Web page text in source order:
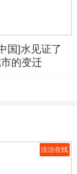
国]水见证了
的变迁
法治在线